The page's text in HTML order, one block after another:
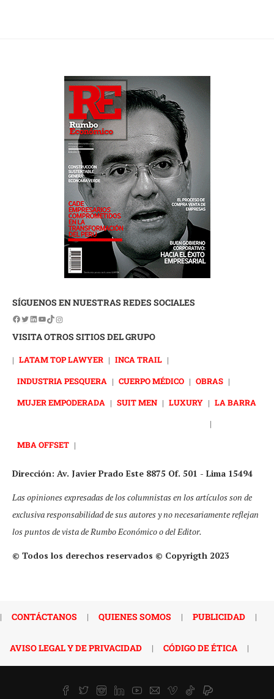
SÍGUENOS EN NUESTRAS REDES SOCIALES
VISITA OTROS SITIOS DEL GRUPO
| LATAM TOP LAWYER | INCA TRAIL |
INDUSTRIA PESQUERA | CUERPO MÉDICO | OBRAS |
MUJER EMPODERADA | SUIT MEN | LUXURY | LA BARRA
|
MBA OFFSET |
Dirección: Av. Javier Prado Este 8875 Of. 501 - Lima 15494
Las opiniones expresadas de los columnistas en los artículos son de
exclusiva responsabilidad de sus autores y no necesariamente reflejan
los puntos de vista de Rumbo Económico o del Editor.
© Todos los derechos reservados © Copyrigth 2023
| CONTÁCTANOS | QUIENES SOMOS | PUBLICIDAD |
AVISO LEGAL Y DE PRIVACIDAD | CÓDIGO DE ÉTICA |